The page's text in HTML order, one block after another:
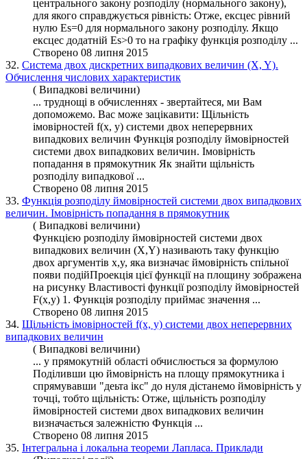
центрального закону розподілу (нормального закону),
для якого справджується рівність: Отже, ексцес рівний
нулю Es=0 для нормального закону розподілу. Якщо
ексцес додатній Es>0 то на графіку функція розподілу ...
Створено 08 липня 2015
32. Система двох дискретних випадкових величин (X, Y).
Обчислення числових характеристик
( Випадкові величини)
... труднощі в обчисленнях - звертайтеся, ми Вам
допоможемо. Вас може зацікавити: Щільність
імовірностей f(x, y) системи двох неперервних
випадкових величин Функція розподілу ймовірностей
системи двох випадкових величин. Імовірність
попадання в прямокутник Як знайти щільність
розподілу випадкової ...
Створено 08 липня 2015
33. Функція розподілу ймовірностей системи двох випадкових
величин. Імовірність попадання в прямокутник
( Випадкові величини)
Функцією розподілу ймовірностей системи двох
випадкових величин (X,Y) називають таку функцію
двох аргументів x,y, яка визначає ймовірність cпільної
появи подійПроекція цієї функції на площину зображена
на рисунку Властивості функції розподілу ймовірностей
F(x,y) 1. Функція розподілу приймає значення ...
Створено 08 липня 2015
34. Щільність імовірностей f(x, y) системи двох неперервних
випадкових величин
( Випадкові величини)
... у прямокутній області обчислюється за формулою
Поділивши цю ймовірність на площу прямокутника і
спрямувавши "деьта ікс" до нуля дістанемо ймовірність у
точці, тобто щільність: Отже, щільність розподілу
ймовірностей системи двох випадкових величин
визначається залежністю Функція ...
Створено 08 липня 2015
35. Інтегральна і локальна теореми Лапласа. Приклади